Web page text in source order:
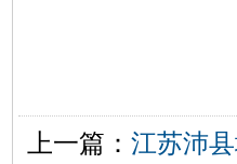
上一篇： 江苏沛